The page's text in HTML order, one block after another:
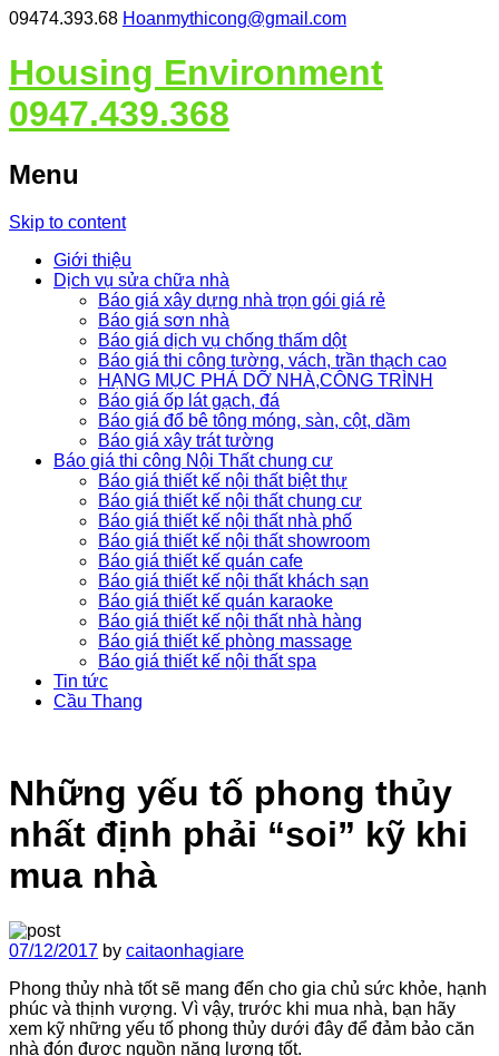
09474.393.68 Hoanmythicong@gmail.com
Housing Environment
0947.439.368
Menu
Skip to content
Giới thiệu
Dịch vụ sửa chữa nhà
Báo giá xây dựng nhà trọn gói giá rẻ
Báo giá sơn nhà
Báo giá dịch vụ chống thấm dột
Báo giá thi công tường, vách, trần thạch cao
HẠNG MỤC PHÁ DỠ NHÀ,CÔNG TRÌNH
Báo giá ốp lát gạch, đá
Báo giá đổ bê tông móng, sàn, cột, dầm
Báo giá xây trát tường
Báo giá thi công Nội Thất chung cư
Báo giá thiết kế nội thất biệt thự
Báo giá thiết kế nội thất chung cư
Báo giá thiết kế nội thất nhà phố
Báo giá thiết kế nội thất showroom
Báo giá thiết kế quán cafe
Báo giá thiết kế nội thất khách sạn
Báo giá thiết kế quán karaoke
Báo giá thiết kế nội thất nhà hàng
Báo giá thiết kế phòng massage
Báo giá thiết kế nội thất spa
Tin tức
Cầu Thang
Những yếu tố phong thủy
nhất định phải “soi” kỹ khi
mua nhà
07/12/2017 by caitaonhagiare
Phong thủy nhà tốt sẽ mang đến cho gia chủ sức khỏe, hạnh
phúc và thịnh vượng. Vì vậy, trước khi mua nhà, bạn hãy
xem kỹ những yếu tố phong thủy dưới đây để đảm bảo căn
nhà đón được nguồn năng lượng tốt.